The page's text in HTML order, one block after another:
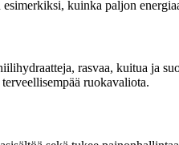
kuinka paljon
rasvaa, kuitua ja
ruokavaliota.